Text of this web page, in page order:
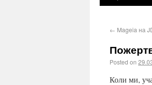
← Mageia на
Posted on
Коли ми,